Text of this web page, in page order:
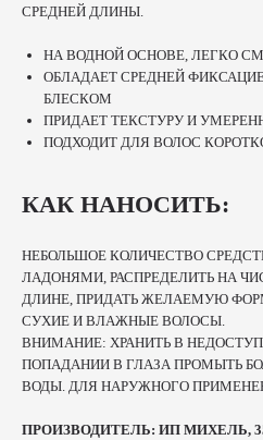
СРЕДНЕЙ ДЛИНЫ.
НА ВОДНОЙ ОСНОВЕ, ЛЕГКО
ОБЛАДАЕТ СРЕДНЕЙ
БЛЕСКОМ
ПРИДАЕТ ТЕКСТУРУ И
ПОДХОДИТ ДЛЯ ВОЛОС
КАК НАНОСИТЬ:
НЕБОЛЬШОЕ КОЛИЧЕСТВО
ЛАДОНЯМИ, РАСПРЕДЕЛИТЬ НА
ДЛИНЕ, ПРИДАТЬ ЖЕЛАЕМУЮ
СУХИЕ И ВЛАЖНЫЕ ВОЛОСЫ.
ВНИМАНИЕ: ХРАНИТЬ В
ПОПАДАНИИ В ГЛАЗА ПРОМЫТЬ
ВОДЫ. ДЛЯ НАРУЖНОГО
ПРОИЗВОДИТЕЛЬ: ИП МИХЕЛЬ,